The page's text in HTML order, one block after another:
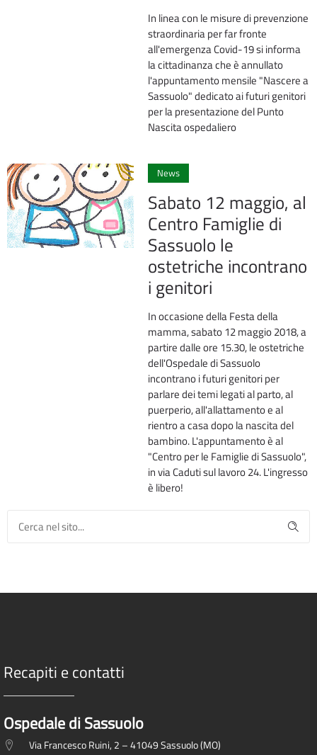
In linea con le misure di prevenzione
straordinaria per far fronte
all'emergenza Covid-19 si informa
la cittadinanza che è annullato
l'appuntamento mensile "Nascere a
Sassuolo" dedicato ai futuri genitori
per la presentazione del Punto
Nascita ospedaliero
News
Sabato 12 maggio, al
Centro Famiglie di
Sassuolo le
ostetriche incontrano
i genitori
In occasione della Festa della
mamma, sabato 12 maggio 2018, a
partire dalle ore 15.30, le ostetriche
dell'Ospedale di Sassuolo
incontrano i futuri genitori per
parlare dei temi legati al parto, al
puerperio, all'allattamento e al
rientro a casa dopo la nascita del
bambino. L'appuntamento è al
"Centro per le Famiglie di Sassuolo",
in via Caduti sul lavoro 24. L'ingresso
è libero!
Recapiti e contatti
Ospedale di Sassuolo
Via Francesco Ruini, 2 – 41049 Sassuolo (MO)